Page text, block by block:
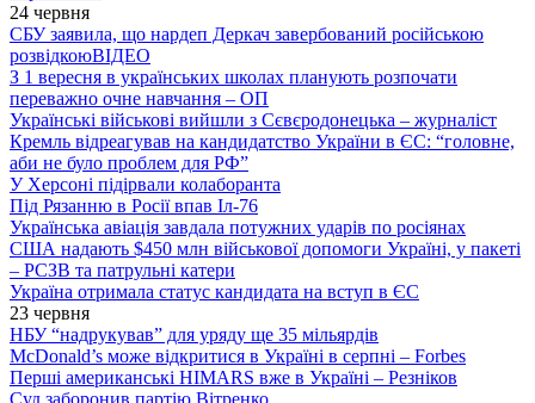
24 червня
СБУ заявила, що нардеп Деркач завербований російською
розвідкоюВІДЕО
З 1 вересня в українських школах планують розпочати
переважно очне навчання – ОП
Українські військові вийшли з Сєвєродонецька – журналіст
Кремль відреагував на кандидатство України в ЄС: “головне,
аби не було проблем для РФ”
У Херсоні підірвали колаборанта
Під Рязанню в Росії впав Іл-76
Українська авіація завдала потужних ударів по росіянах
США надають $450 млн військової допомоги Україні, у пакеті
– РСЗВ та патрульні катери
Україна отримала статус кандидата на вступ в ЄС
23 червня
НБУ “надрукував” для уряду ще 35 мільярдів
McDonald’s може відкритися в Україні в серпні – Forbes
Перші американські HIMARS вже в Україні – Резніков